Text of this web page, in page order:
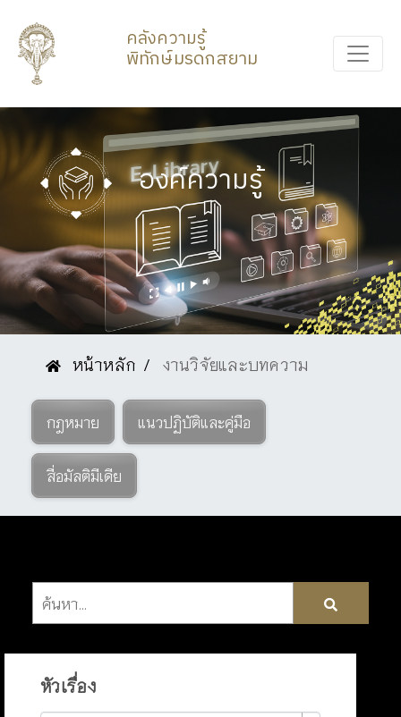
คลังความรู้
พิทักษ์มรดกสยาม
องค์ความรู้
หน้าหลัก งานวิจัยและบทความ
กฎหมาย แนวปฏิบัติและคู่มือ
สื่อมัลติมีเดีย
หัวเรื่อง